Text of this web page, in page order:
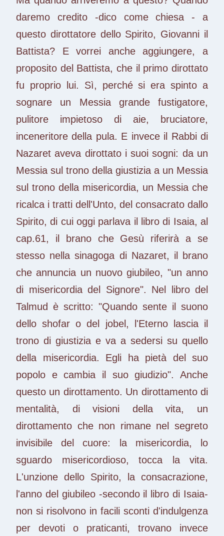
daremo credito -dico come chiesa - a
questo dirottatore dello Spirito, Giovanni il
Battista? E vorrei anche aggiungere, a
proposito del Battista, che il primo dirottato
fu proprio lui. Sì, perché si era spinto a
sognare un Messia grande fustigatore,
pulitore impietoso di aie, bruciatore,
inceneritore della pula. E invece il Rabbi di
Nazaret aveva dirottato i suoi sogni: da un
Messia sul trono della giustizia a un Messia
sul trono della misericordia, un Messia che
ricalca i tratti dell'Unto, del consacrato dallo
Spirito, di cui oggi parlava il libro di Isaia, al
cap.61, il brano che Gesù riferirà a se
stesso nella sinagoga di Nazaret, il brano
che annuncia un nuovo giubileo, "un anno
di misericordia del Signore". Nel libro del
Talmud è scritto: "Quando sente il suono
dello shofar o del jobel, l'Eterno lascia il
trono di giustizia e va a sedersi su quello
della misericordia. Egli ha pietà del suo
popolo e cambia il suo giudizio". Anche
questo un dirottamento. Un dirottamento di
mentalità, di visioni della vita, un
dirottamento che non rimane nel segreto
invisibile del cuore: la misericordia, lo
sguardo misericordioso, tocca la vita.
L'unzione dello Spirito, la consacrazione,
l'anno del giubileo -secondo il libro di Isaia-
non si risolvono in facili sconti d'indulgenza
per devoti o praticanti, trovano invece